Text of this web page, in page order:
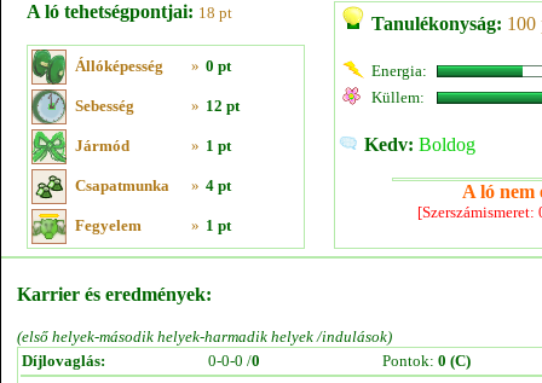
A ló tehetségpontjai: 18 pt
Állóképesség » 0 pt
Sebesség » 12 pt
Jármód » 1 pt
Csapatmunka » 4 pt
Fegyelem » 1 pt
Tanulékonyság: 100
Energia:
Küllem:
Kedv: Boldog
A ló nem
Karrier és eredmények:
(első helyek-második helyek-harmadik helyek /indulások)
Díjlovaglás:
0-0-0 /0 Pontok: 0 (C)